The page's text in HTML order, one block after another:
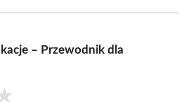
– Przewodnik dla